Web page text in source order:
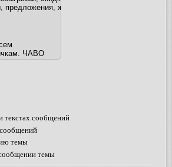
текстах сообщений
сообщений
темы
темы